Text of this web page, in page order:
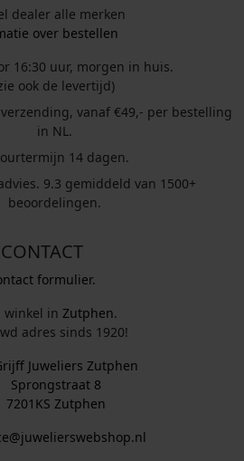
dealer alle merken
over bestellen
16:30 uur, morgen in huis.
ook de levertijd)
verzending, vanaf €49,- per bestelling
in NL.
14 dagen.
9.3 gemiddeld van 1500+
beoordelingen.
CONTACT
formulier.
winkel in Zutphen.
adres sinds 1920!
Juweliers Zutphen
Sprongstraat 8
7201KS Zutphen